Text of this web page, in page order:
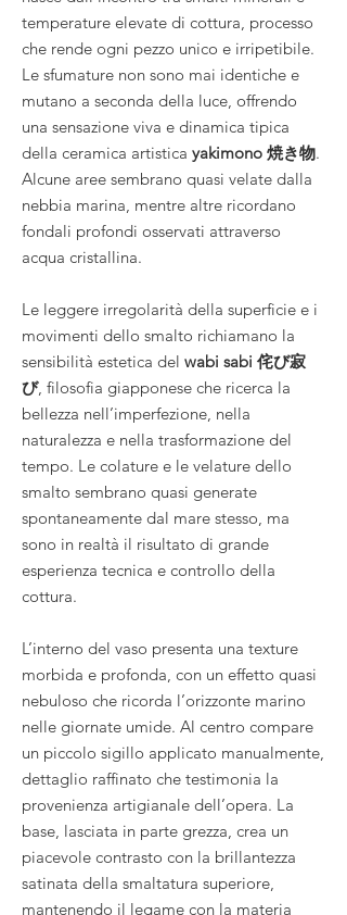
temperature elevate di cottura, processo
che rende ogni pezzo unico e irripetibile.
Le sfumature non sono mai identiche e
mutano a seconda della luce, offrendo
una sensazione viva e dinamica tipica
della ceramica artistica yakimono 焼き物.
Alcune aree sembrano quasi velate dalla
nebbia marina, mentre altre ricordano
fondali profondi osservati attraverso
acqua cristallina.
Le leggere irregolarità della superficie e i
movimenti dello smalto richiamano la
sensibilità estetica del wabi sabi 侘び寂
び, filosofia giapponese che ricerca la
bellezza nell’imperfezione, nella
naturalezza e nella trasformazione del
tempo. Le colature e le velature dello
smalto sembrano quasi generate
spontaneamente dal mare stesso, ma
sono in realtà il risultato di grande
esperienza tecnica e controllo della
cottura.
L’interno del vaso presenta una texture
morbida e profonda, con un effetto quasi
nebuloso che ricorda l’orizzonte marino
nelle giornate umide. Al centro compare
un piccolo sigillo applicato manualmente,
dettaglio raffinato che testimonia la
provenienza artigianale dell’opera. La
base, lasciata in parte grezza, crea un
piacevole contrasto con la brillantezza
satinata della smaltatura superiore,
mantenendo il legame con la materia